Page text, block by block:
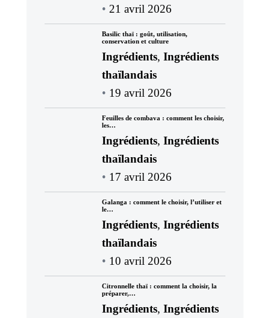
21 avril 2026
Basilic thaï : goût, utilisation,
conservation et culture
Ingrédients, Ingrédients
thaïlandais
19 avril 2026
Feuilles de combava : comment les choisir,
les…
Ingrédients, Ingrédients
thaïlandais
17 avril 2026
Galanga : comment le choisir, l’utiliser et
le…
Ingrédients, Ingrédients
thaïlandais
10 avril 2026
Citronnelle thaï : comment la choisir, la
préparer,…
Ingrédients, Ingrédients